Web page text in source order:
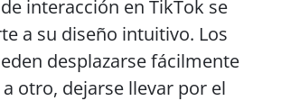
interacción en TikTok se
a su diseño intuitivo. Los
desplazarse fácilmente
otro, dejarse llevar por el